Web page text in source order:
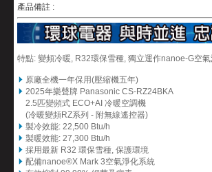
產品備註 :
特點: 變頻冷暖, R32環保雪種, 獨立運作nanoe-G空
原廠全機一年保用(壓縮機五年)
2025年樂聲牌 Panasonic CS-RZ24BKA
2.5匹變頻式 ECO+AI 冷暖空調機
(冷暖變頻RZ系列 - 附無線遙控器)
製冷效能: 22,500 Btu/h
製暖效能: 27,300 Btu/h
採用最新 R32 環保雪種, 保護環境
配備nanoe®X Mark 3空氣淨化系統